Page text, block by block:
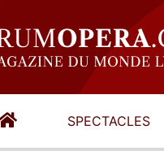
SPECTACLES